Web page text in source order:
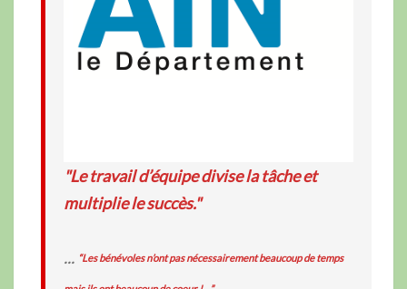
"Le travail d’équipe divise la tâche et
multiplie le succès."
... “Les bénévoles n’ont pas nécessairement beaucoup de temps